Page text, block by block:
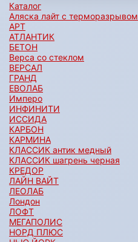
Каталог
Аляска лайт с терморазрывом
АРТ
АТЛАНТИК
БЕТОН
Верса со стеклом
ВЕРСАЛ
ГРАНД
ЕВОЛАБ
Имперо
ИНФИНИТИ
ИССИДА
КАРБОН
КАРМИНА
КЛАССИК антик медный
КЛАССИК шагрень черная
КРЕДОР
ЛАЙН ВАЙТ
ЛЕОЛАБ
Лондон
ЛОФТ
МЕГАПОЛИС
НОРД ПЛЮС